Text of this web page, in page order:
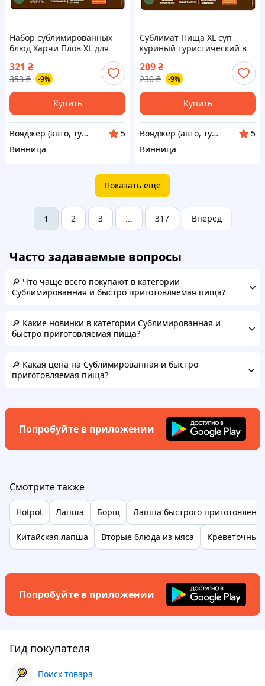
Набор сублимированных
блюд Харчи Плов XL для
быстрое приготовление
7930-VO
321 ₴
353 ₴ -9%
Купить
Вояджер (авто, туризм, спорт)
5
Винница
Сублимат Пища XL суп
куриный туристический в
приготовление в пакете
7930-VO
209₴
230 ₴ -9%
Купить
Вояджер (авто, туризм, спорт)
5
Винница
Показать еще
1 2 3 ... 317 Вперед
Часто задаваемые вопросы
🔎 Что чаще всего покупают в категории
Сублимированная и быстро приготовляемая пища?
🔎 Какие новинки в категории Сублимированная и
быстро приготовляемая пища?
🔎 Какая цена на Сублимированная и быстро
приготовляемая пища?
Попробуйте в приложении
Смотрите также
Hotpot Лапша Борщ Лапша быстрого
Китайская лапша Вторые блюда из мяса Креветочный
Попробуйте в приложении
Гид покупателя
Поиск товара